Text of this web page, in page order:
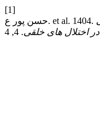
[1]
اختلال های خلقی